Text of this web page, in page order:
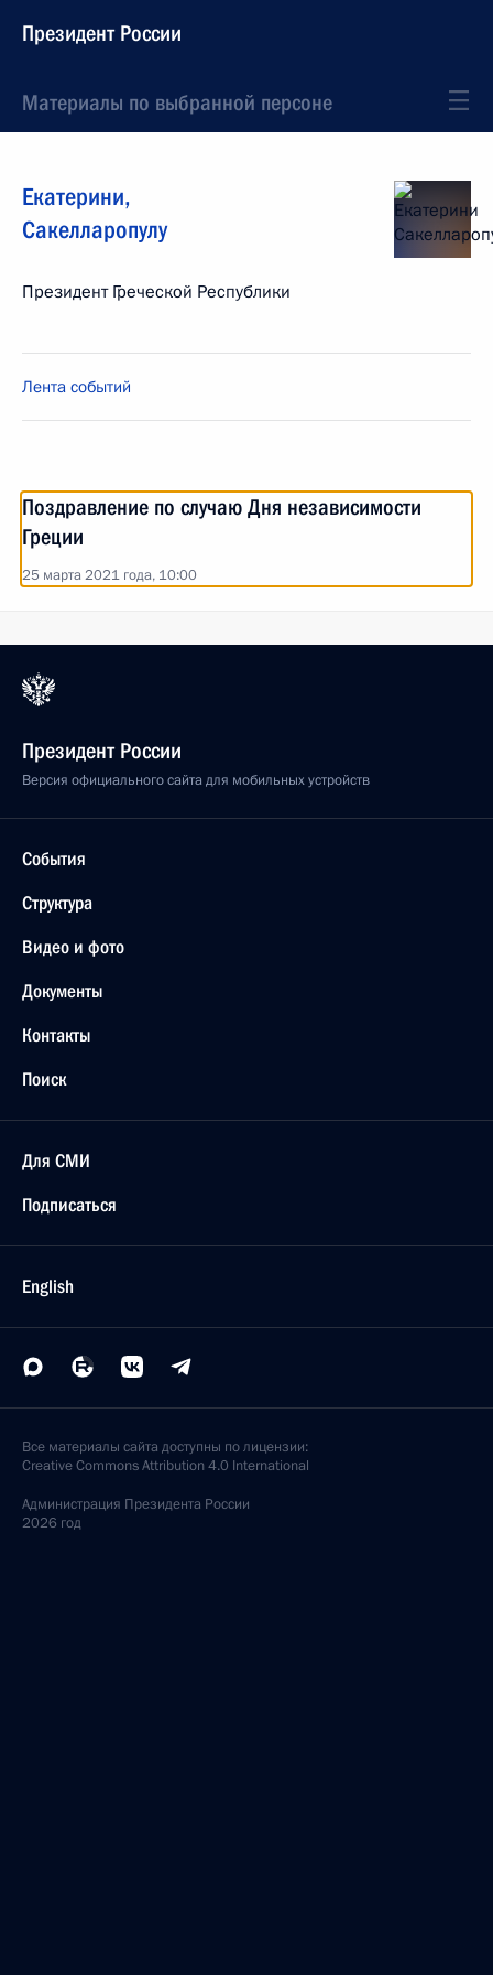
Президент России
Материалы по выбранной персоне
Екатерини,
Сакелларопулу
Президент Греческой Республики
Лента событий
Поздравление по случаю Дня независимости
Греции
25 марта 2021 года, 10:00
Президент России
Версия официального сайта для мобильных устройств
События
Структура
Видео и фото
Документы
Контакты
Поиск
Для СМИ
Подписаться
English
Все материалы сайта доступны по лицензии:
Creative Commons Attribution 4.0 International
Администрация Президента России
2026 год